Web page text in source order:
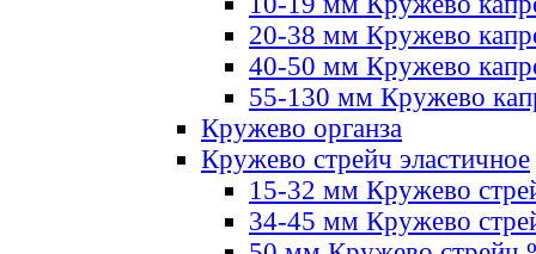
20-38 мм Кружево
40-50 мм Кружево
55-130 мм Кружево
Кружево органза
Кружево стрейч эластичное
15-32 мм Кружево
34-45 мм Кружево